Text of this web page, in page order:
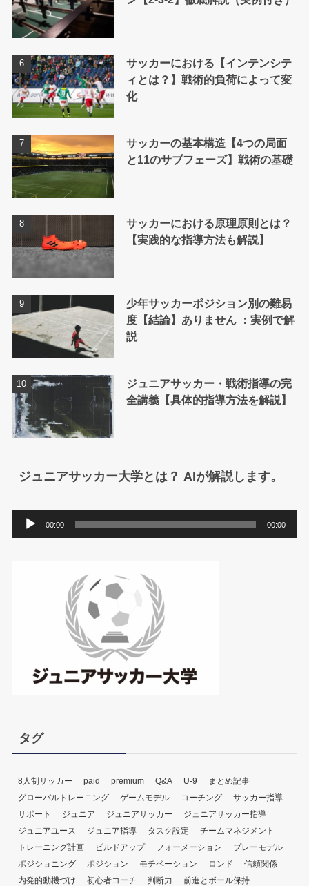
サッカーにおける【インテンシテ
ィとは？】戦術的負荷によって変
化
サッカーの基本構造【4つの局面
と11のサブフェーズ】戦術の基礎
サッカーにおける原理原則とは？
【実践的な指導方法も解説】
少年サッカーポジション別の難易
度【結論】ありません ：実例で解
説
ジュニアサッカー・戦術指導の完
全講義【具体的指導方法を解説】
ジュニアサッカー大学とは？ AIが解説します。
声
00:00 00:00
タグ
8人制サッカー paid premium Q&A U-9
まとめ記事
グローバルトレーニング
ゲームモデル コーチング
サッカー指導
サポート
ジュニア ジュニアサッカー
ジュニアサッカー指導
ジュニアユース
ジュニア指導 タスク設定
チームマネジメント
トレーニング計画
ビルドアップ フォーメーション
プレーモデル
ポジショニング
ポジション モチベーション ロンド
信頼関係
内発的動機づけ
初心者コーチ 判断力
前進とボール保持